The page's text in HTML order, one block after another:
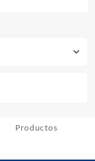
Productos